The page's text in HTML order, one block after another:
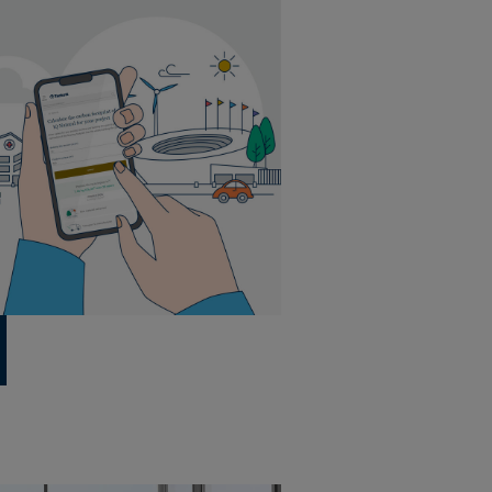
5 m² per paket
44 paket per pall